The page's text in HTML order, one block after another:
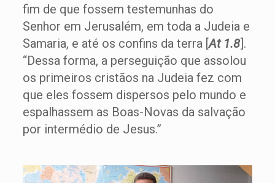
fim de que fossem testemunhas do
Senhor em Jerusalém, em toda a Judeia e
Samaria, e até os confins da terra [At 1.8].
“Dessa forma, a perseguição que assolou
os primeiros cristãos na Judeia fez com
que eles fossem dispersos pelo mundo e
espalhassem as Boas-Novas da salvação
por intermédio de Jesus.”